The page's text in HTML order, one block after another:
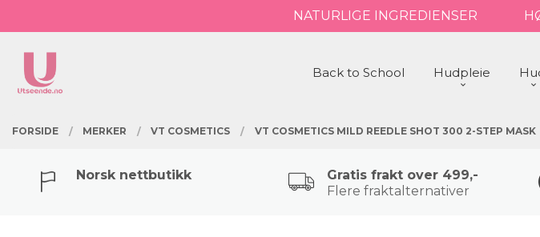
til
NATURLIGE INGREDIENSER
PRODUKTER
Back to School Hudpleie
FORSIDE MERKER VT COSMETICS VT COSMETICS MILD REEDLE SHOT 300 2-STEP MASK
Norsk nettbutikk
Gratis frakt over 499,-
Flere fraktalternativer